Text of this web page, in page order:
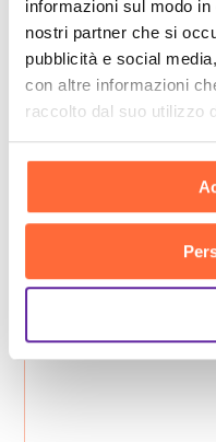
informazioni sul modo
nostri partner che si
pubblicità e social
con altre informazioni
raccolto dal suo utilizzo